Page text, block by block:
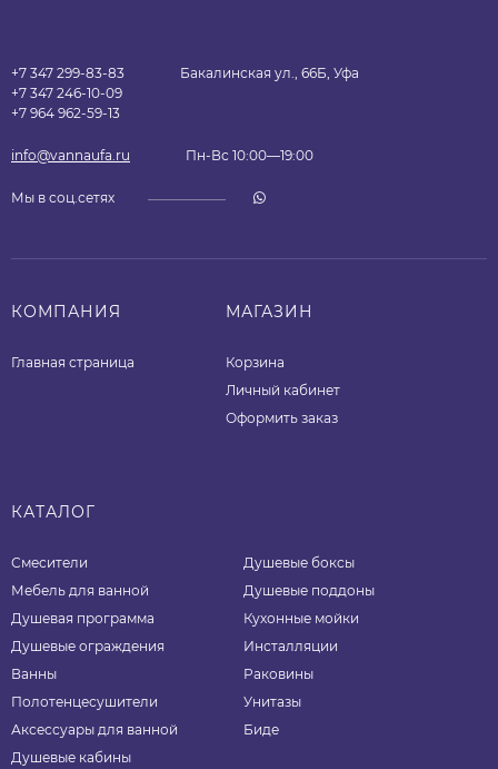
+7 347 299-83-83
+7 347 246-10-09
+7 964 962-59-13
Бакалинская ул., 66Б, Уфа
info@vannaufa.ru Пн-Вс 10:00—19:00
Мы в соц.сетях
КОМПАНИЯ
Главная страница
МАГАЗИН
Корзина
Личный кабинет
Оформить заказ
КАТАЛОГ
Смесители
Мебель для ванной
Душевая программа
Душевые ограждения
Ванны
Полотенцесушители
Аксессуары для ванной
Душевые кабины
Душевые боксы
Душевые поддоны
Кухонные мойки
Инсталляции
Раковины
Унитазы
Биде